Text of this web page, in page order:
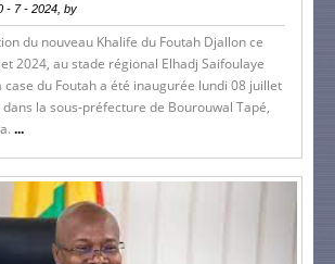
- 7 - 2024, by
du nouveau Khalife du Foutah Djallon ce
2024, au stade régional Elhadj Saifoulaye
case du Foutah a été inaugurée lundi 08 juillet
la sous-préfecture de Bourouwal Tapé,
...